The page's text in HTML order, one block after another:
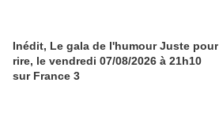
Inédit, Le gala de l'humour Juste pour
rire, le vendredi 07/08/2026 à 21h10
sur France 3